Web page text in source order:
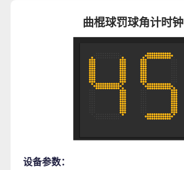
曲棍球罚球角计时钟
设备参数：